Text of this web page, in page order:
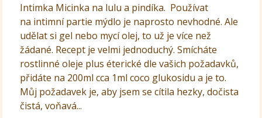
Intimka Micinka na lulu a pindíka. Používat
na intimní partie mýdlo je naprosto nevhodné. Ale
udělat si gel nebo mycí olej, to už je více než
žádané. Recept je velmi jednoduchý. Smícháte
rostlinné oleje plus éterické dle vašich požadavků,
přidáte na 200ml cca 1ml coco glukosidu a je to.
Můj požadavek je, aby jsem se cítila hezky, dočista
čistá, voňavá...